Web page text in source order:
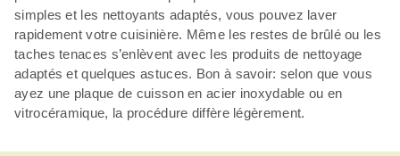
simples et les nettoyants adaptés, vous pouvez laver
rapidement votre cuisinière. Même les restes de brûlé ou les
taches tenaces s’enlèvent avec les produits de nettoyage
adaptés et quelques astuces. Bon à savoir: selon que vous
ayez une plaque de cuisson en acier inoxydable ou en
vitrocéramique, la procédure diffère légèrement.